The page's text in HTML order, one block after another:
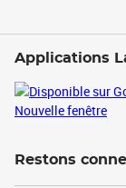
Applications
Restons